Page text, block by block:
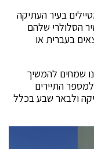
בעיר העתיקה
הסלולרי שלהם
בעברית או
שמחים להמשיך
התיירים
ולבאר שבע בכלל